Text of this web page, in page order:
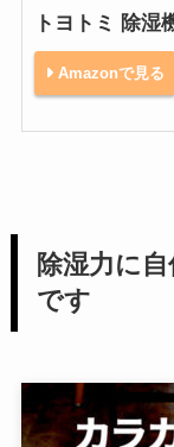
トヨトミ 除湿
Amazonで見る
除湿力に
です